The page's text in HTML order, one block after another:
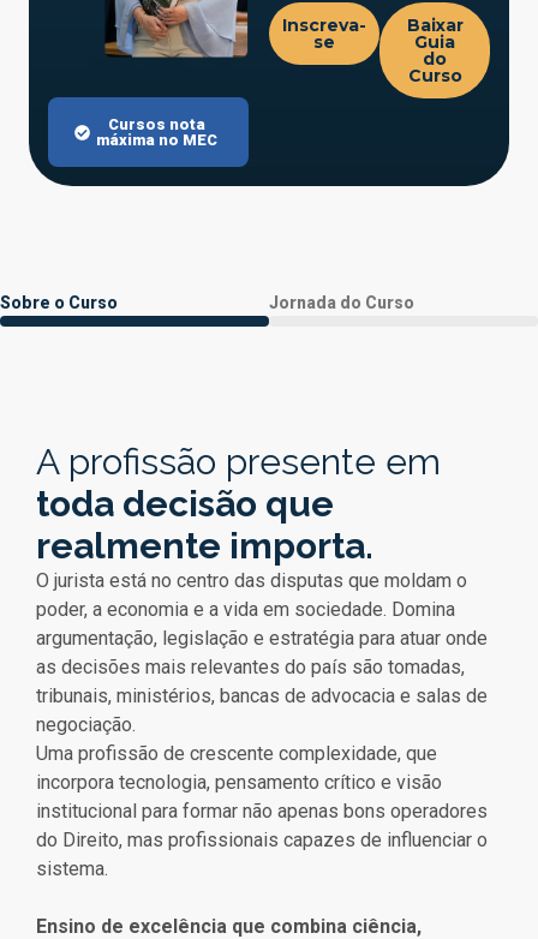
Inscreva-
se
Baixar
Guia
do
Curso
Cursos nota
máxima no MEC
Sobre o Curso Jornada do Curso
A profissão presente em
toda decisão que
realmente importa.
O jurista está no centro das disputas que moldam o
poder, a economia e a vida em sociedade. Domina
argumentação, legislação e estratégia para atuar onde
as decisões mais relevantes do país são tomadas,
tribunais, ministérios, bancas de advocacia e salas de
negociação.
Uma profissão de crescente complexidade, que
incorpora tecnologia, pensamento crítico e visão
institucional para formar não apenas bons operadores
do Direito, mas profissionais capazes de influenciar o
sistema.
Ensino de excelência que combina ciência,